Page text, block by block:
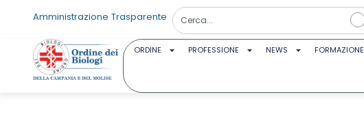
Amministrazione Trasparente
ORDINE PROFESSIONE NEWS FORMAZIONE